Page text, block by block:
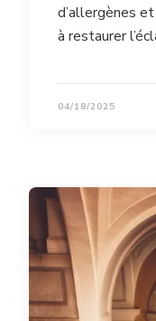
d’allergènes
à restaurer
04/18/2025